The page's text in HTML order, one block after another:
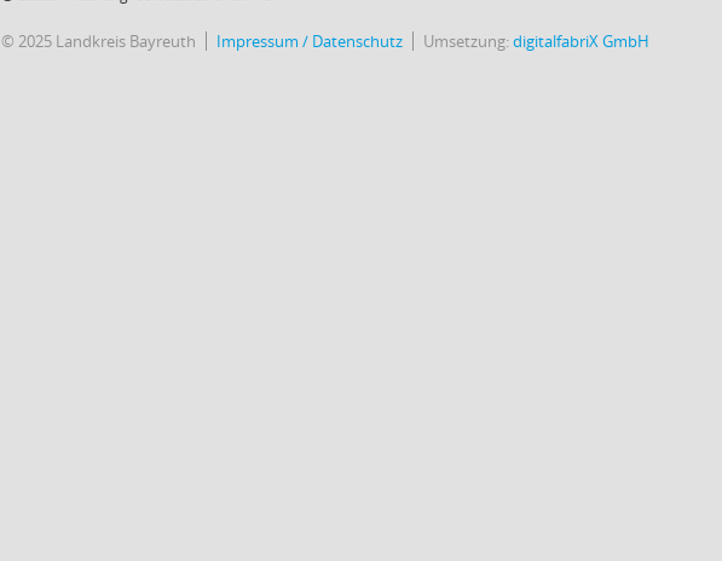
© 2025 Landkreis Bayreuth Impressum / Datenschutz Umsetzung:digitalfabriX GmbH